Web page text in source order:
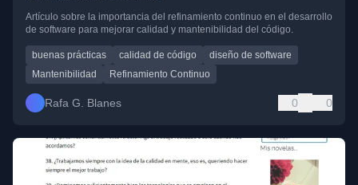
Artículo sobre la importancia del refinamiento continuo en el desarrollo
de software para mejorar calidad y mantenibilidad del código.
buenas prácticas calidad de código
diseño de software
Mantenibilidad
Refinamiento Continuo
Rafa G. Blanes 0 0